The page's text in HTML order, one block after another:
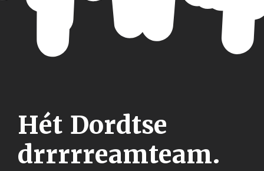
Hét Dordtse
drrrrreamteam.